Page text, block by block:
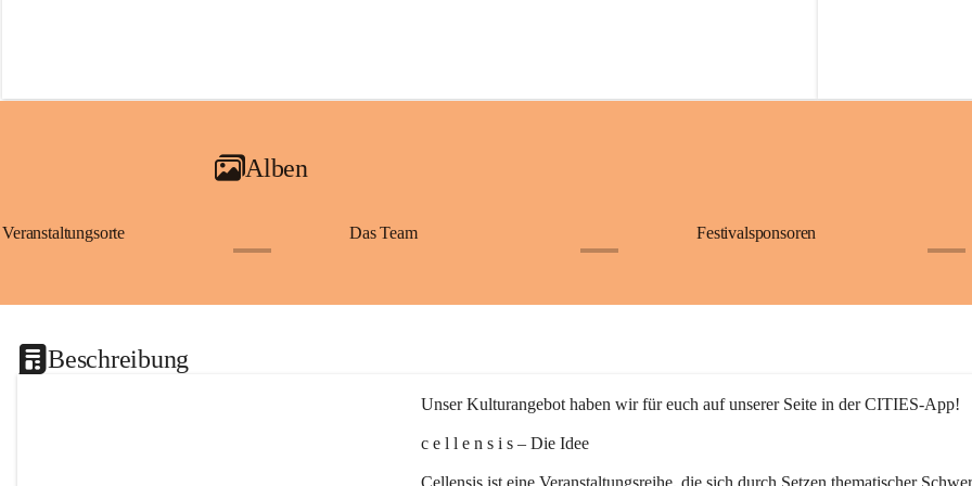
Alben
Veranstaltungsorte Das Team Festivalsponsoren
Beschreibung
Unser Kulturangebot haben wir für euch auf unserer Seite in der CITIES-App!
c e l l e n s i s – Die Idee
Cellensis ist eine Veranstaltungsreihe, die sich durch Setzen thematischer